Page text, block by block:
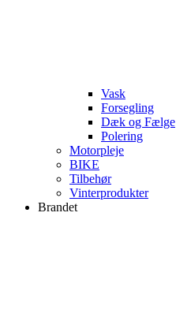
Vask
Forsegling
Dæk og Fælge
Polering
Motorpleje
BIKE
Tilbehør
Vinterprodukter
Brandet